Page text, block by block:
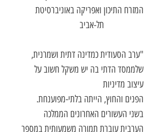
המזרח התיכון ואפריקה באוניברסיטת
"ערב הסעודית כמדינה דתית ושמרנית,
שלממסד הדתי בה יש משקל חשוב על
עיצוב מדיניות
הפנים והחוץ, הייתה בלתי-מפוענחת.
בשני העשורים האחרונים הממלכה
הערבית עוברת תמורה משמעותית במספר